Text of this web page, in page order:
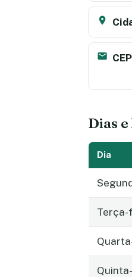
Dias
Dia
Terça-